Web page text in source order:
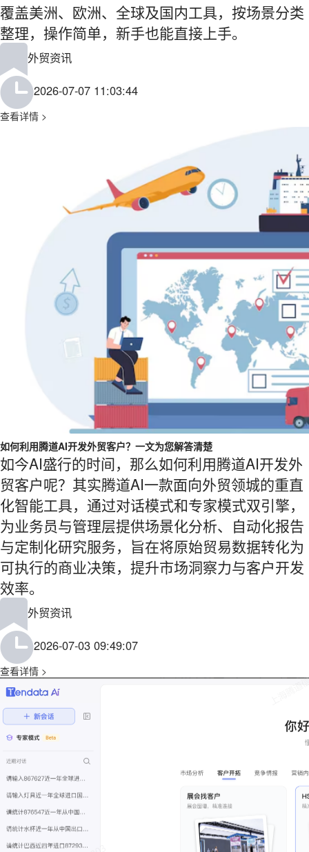
覆盖美洲、欧洲、全球及国内工具，按场景分类
整理，操作简单，新手也能直接上手。
外贸资讯
2026-07-07 11:03:44
查看详情 >
如何利用腾道AI开发外贸客户？一文为您解答清楚
如今AI盛行的时间，那么如何利用腾道AI开发外
贸客户呢？其实腾道AI一款面向外贸领城的重直
化智能工具，通过对话模式和专家模式双引擎，
为业务员与管理层提供场景化分析、自动化报告
与定制化研究服务，旨在将原始贸易数据转化为
可执行的商业决策，提升市场洞察力与客户开发
效率。
外贸资讯
2026-07-03 09:49:07
查看详情 >